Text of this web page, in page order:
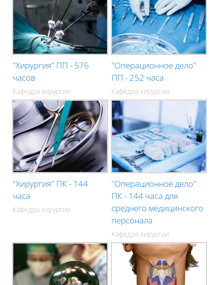
"Хирургия" ПП - 576
часов
Кафедра хирургии
"Операционное дело"
ПП - 252 часа
Кафедра хирургии
"Хирургия" ПК - 144
часа
Кафедра хирургии
"Операционное дело"
ПК - 144 часа для
среднего медицинского
персонала
Кафедра хирургии